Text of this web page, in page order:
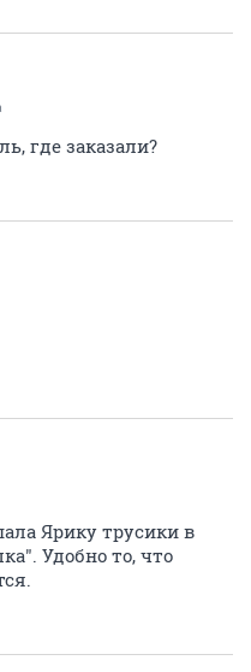
где заказали?
Ярику трусики в
Удобно то, что